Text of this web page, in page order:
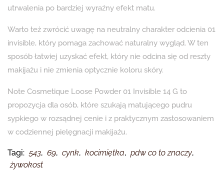
utrwalenia po bardziej wyraźny efekt matu.
Warto też zwrócić uwagę na neutralny charakter odcienia 01
invisible, który pomaga zachować naturalny wygląd. W ten
sposób łatwiej uzyskać efekt, który nie odcina się od reszty
makijażu i nie zmienia optycznie koloru skóry.
Note Cosmetique Loose Powder 01 Invisible 14 G to
propozycja dla osób, które szukają matującego pudru
sypkiego w rozsądnej cenie i z praktycznym zastosowaniem
w codziennej pielęgnacji makijażu.
Tagi: 543, 69, cynk, kocimiętka, pdw co to znaczy,
żywokost